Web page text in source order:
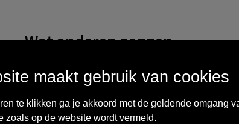
Wat anderen zeggen
Relatie
was
10
De bestelde artikelen waren
van goede kwaliteit en op
maakt gebruik van cookies
te klikken ga je akkoord met de geldende omgang
zoals op de website wordt vermeld.